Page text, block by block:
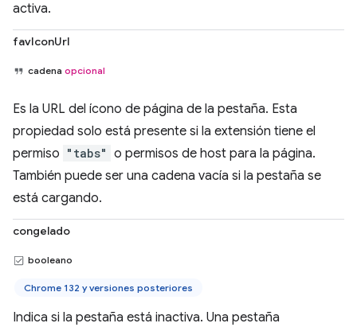
activa.
favIconUrl
cadena opcional
Es la URL del ícono de página de la pestaña. Esta
propiedad solo está presente si la extensión tiene el
permiso "tabs" o permisos de host para la página.
También puede ser una cadena vacía si la pestaña se
está cargando.
congelado
booleano
Chrome 132 y versiones posteriores
Indica si la pestaña está inactiva. Una pestaña